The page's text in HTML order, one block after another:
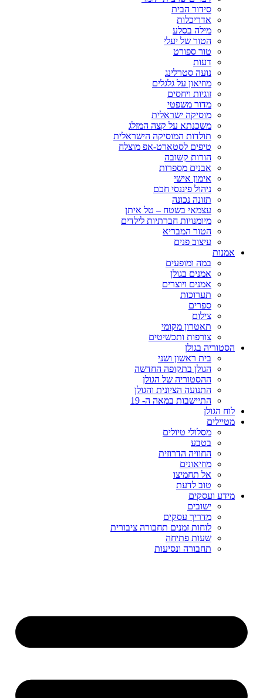
סידור הבית
אדריכלות
מילה בסלע
הטור של יעלי
טור ספורט
דעות
נועה סטרלינג
מוזיאון על גלגלים
זוגיות ויחסים
מדור משפטי
מוסיקה ישראלית
משכנתא על קצה המזלג
תולדות המוסיקה הישראלית
טיפים לסטארט-אפ מוצלח
הורות קשובה
אבנים מספרות
אימון אישי
ניהול פיננסי חכם
תזונה נכונה
עצמאי בשטח – טל איתן
מיומנויות חברתיות לילדים
הטור המבריא
עיצוב פנים
אמנות
במה ומופעים
אמנים בגולן
אמנים ויוצרים
תערוכות
ספרים
צילום
תאטרון מקומי
צורפות ותכשיטים
הסטוריה בגולן
בית ראשון ושני
הגולן בתקופה החדשה
ההסטוריה של הגולן
התנועה הציונית והגולן
התיישבות במאה ה- 19
לוח הגולן
מטיילים
מסלולי טיולים
בטבע
החוויה הדרוזית
מוזיאונים
אל תחמיצו
טוב לדעת
מידע ועסקים
ישובים
מדריך עסקים
לוחות זמנים תחבורה ציבורית
שעות פתיחה
תחבורה ונסיעות